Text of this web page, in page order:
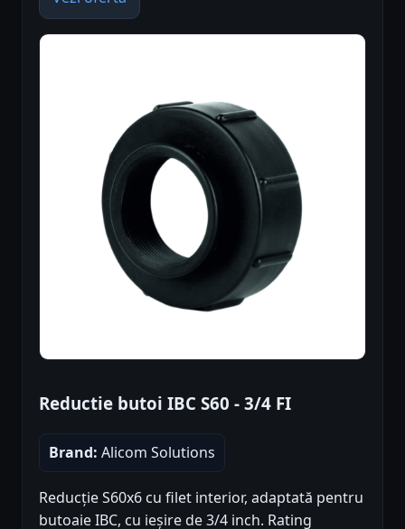
Reductie butoi IBC S60 - 3/4 FI
Brand: Alicom Solutions
Reducție S60x6 cu filet interior, adaptată pentru
butoaie IBC, cu ieșire de 3/4 inch. Rating